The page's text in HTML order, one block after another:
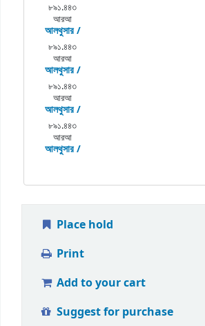
৮৯১.৪৪৩
আরআ
আলথুসার /
৮৯১.৪৪৩
আরআ
আলথুসার /
৮৯১.৪৪৩
আরআ
আলথুসার /
৮৯১.৪৪৩
আরআ
আলথুসার /
Place hold
Print
Add to your cart
Suggest for purchase